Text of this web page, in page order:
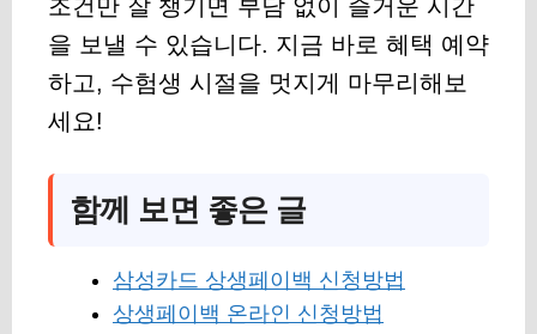
조건만 잘 챙기면 부담 없이 즐거운 시간
을 보낼 수 있습니다. 지금 바로 혜택 예약
하고, 수험생 시절을 멋지게 마무리해보
세요!
함께 보면 좋은 글
삼성카드 상생페이백 신청방법
상생페이백 온라인 신청방법